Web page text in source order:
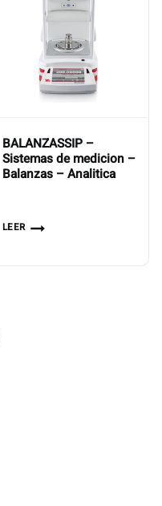
BALANZASSIP –
Sistemas de medicion –
Balanzas – Analitica
LEER